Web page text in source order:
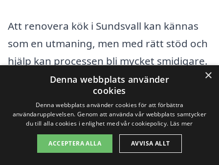
Att renovera kök i Sundsvall kan kännas
som en utmaning, men med rätt stöd och
hjälp kan processen bli mycket smidigare.
Det är viktigt att hitta ett professionellt
företag som förstår dina behov och kan
leverera ett kök som uppfyller dina
förväntningar. Med hjälp av xn--renovera-
kk-pris-vwb.se kan du enkelt få kontakt
×
Denna webbplats använder
cookies
Denna webbplats använder cookies för att förbättra
användarupplevelsen. Genom att använda vår webbplats samtycker
du till alla cookies i enlighet med vår cookiepolicy. Läs mer
ACCEPTERA ALLA AVVISA ALLT